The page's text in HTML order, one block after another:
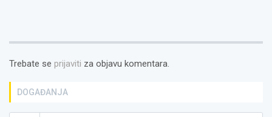
Trebate se prijaviti za objavu komentara.
DOGAĐANJA